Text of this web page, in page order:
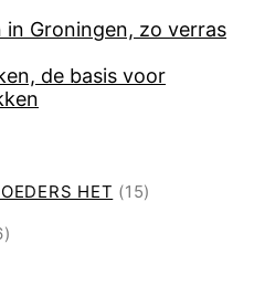
Groningen, zo verras
de basis voor
HET (15)